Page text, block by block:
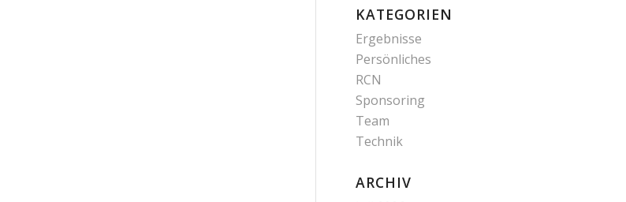
KATEGORIEN
Ergebnisse
Persönliches
RCN
Sponsoring
Team
Technik
ARCHIV